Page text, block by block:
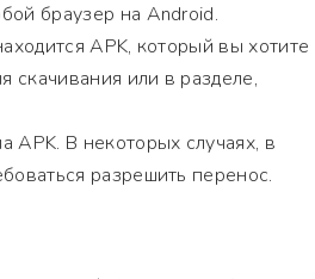
браузер на Android.
APK, который вы хотите
скачивания или в разделе,
APK. В некоторых случаях, в
разрешить перенос.